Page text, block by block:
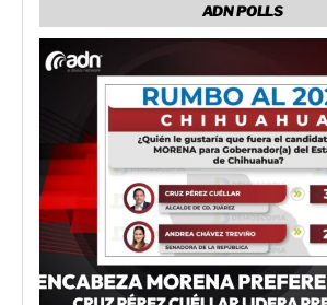
ADN POLLS